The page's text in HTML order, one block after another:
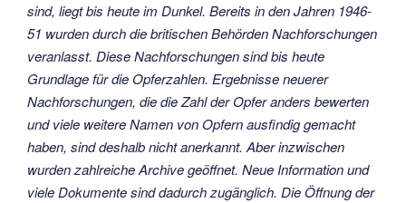
sind, liegt bis heute im Dunkel. Bereits in den Jahren 1946-
51 wurden durch die britischen Behörden Nachforschungen
veranlasst. Diese Nachforschungen sind bis heute
Grundlage für die Opferzahlen. Ergebnisse neuerer
Nachforschungen, die die Zahl der Opfer anders bewerten
und viele weitere Namen von Opfern ausfindig gemacht
haben, sind deshalb nicht anerkannt. Aber inzwischen
wurden zahlreiche Archive geöffnet. Neue Information und
viele Dokumente sind dadurch zugänglich. Die Öffnung der